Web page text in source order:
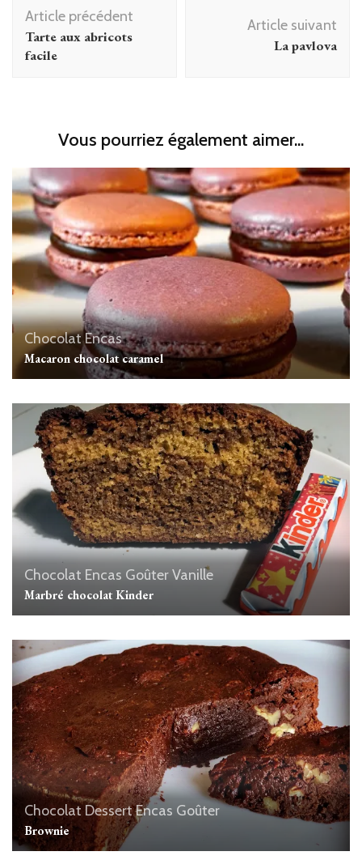
d'article
Article précédent
Tarte aux abricots
facile
Article suivant
La pavlova
Vous pourriez également aimer...
Chocolat Encas
Macaron chocolat caramel
Chocolat Encas GoûterVanille
Marbré chocolat Kinder
Chocolat DessertEncas Goûter
Brownie